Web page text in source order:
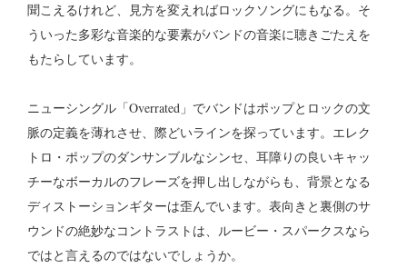
聞こえるけれど、見方を変えればロックソングにもなる。そ
ういった多彩な音楽的な要素がバンドの音楽に聴きごたえを
もたらしています。
ニューシングル「Overrated」でバンドはポップとロックの文
脈の定義を薄れさせ、際どいラインを探っています。エレク
トロ・ポップのダンサンブルなシンセ、耳障りの良いキャッ
チーなボーカルのフレーズを押し出しながらも、背景となる
ディストーションギターは歪んでいます。表向きと裏側のサ
ウンドの絶妙なコントラストは、ルービー・スパークスなら
ではと言えるのではないでしょうか。